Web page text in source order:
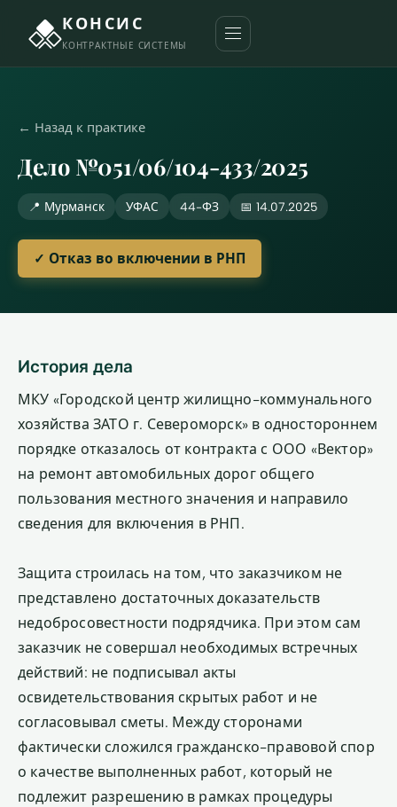
КОНСИС
КОНТРАКТНЫЕ СИСТЕМЫ
← Назад к практике
Дело №051/06/104-433/2025
📍 Мурманск УФАС 44-ФЗ 📅 14.07.2025
✓ Отказ во включении в РНП
История дела
МКУ «Городской центр жилищно-коммунального
хозяйства ЗАТО г. Североморск» в одностороннем
порядке отказалось от контракта с ООО «Вектор»
на ремонт автомобильных дорог общего
пользования местного значения и направило
сведения для включения в РНП.
Защита строилась на том, что заказчиком не
представлено достаточных доказательств
недобросовестности подрядчика. При этом сам
заказчик не совершал необходимых встречных
действий: не подписывал акты
освидетельствования скрытых работ и не
согласовывал сметы. Между сторонами
фактически сложился гражданско-правовой спор
о качестве выполненных работ, который не
подлежит разрешению в рамках процедуры